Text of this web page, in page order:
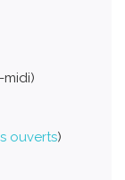
midi)
ouverts)